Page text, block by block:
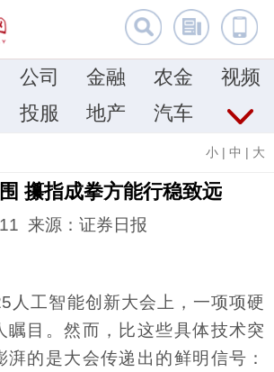
公司 金融 农金
视频
投服 地产 汽车
小 | 中 | 大
攥指成拳方能行稳致远
来源：证券日报
人工智能创新大会上，一项项硬
瞩目。然而，比这些具体技术突
的是大会传递出的鲜明信号：